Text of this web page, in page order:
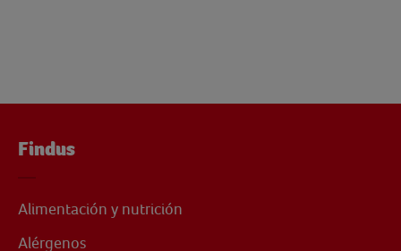
Findus
Alimentación y nutrición
Alérgenos